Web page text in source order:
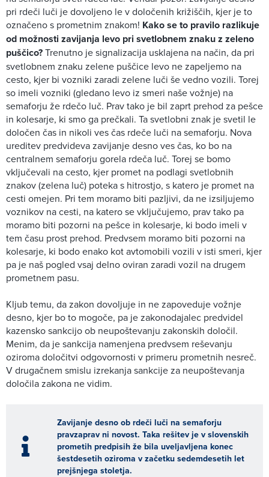
pri rdeči luči je dovoljeno le v določenih križiščih, kjer je to
označeno s prometnim znakom! Kako se to pravilo razlikuje
od možnosti zavijanja levo pri svetlobnem znaku z zeleno
puščico?Trenutno je signalizacija usklajena na način, da pri
svetlobnem znaku zelene puščice levo ne zapeljemo na
cesto, kjer bi vozniki zaradi zelene luči še vedno vozili. Torej
so imeli vozniki (gledano levo iz smeri naše vožnje) na
semaforju že rdečo luč. Prav tako je bil zaprt prehod za pešce
in kolesarje, ki smo ga prečkali. Ta svetlobni znak je svetil le
določen čas in nikoli ves čas rdeče luči na semaforju. Nova
ureditev predvideva zavijanje desno ves čas, ko bo na
centralnem semaforju gorela rdeča luč. Torej se bomo
vključevali na cesto, kjer promet na podlagi svetlobnih
znakov (zelena luč) poteka s hitrostjo, s katero je promet na
cesti omejen. Pri tem moramo biti pazljivi, da ne izsiljujemo
voznikov na cesti, na katero se vključujemo, prav tako pa
moramo biti pozorni na pešce in kolesarje, ki bodo imeli v
tem času prost prehod. Predvsem moramo biti pozorni na
kolesarje, ki bodo enako kot avtomobili vozili v isti smeri, kjer
pa je naš pogled vsaj delno oviran zaradi vozil na drugem
prometnem pasu.
Kljub temu, da zakon dovoljuje in ne zapoveduje vožnje
desno, kjer bo to mogoče, pa je zakonodajalec predvidel
kazensko sankcijo ob neupoštevanju zakonskih določil.
Menim, da je sankcija namenjena predvsem reševanju
oziroma določitvi odgovornosti v primeru prometnih nesreč.
V drugačnem smislu izrekanja sankcije za neupoštevanja
določila zakona ne vidim.
Zavijanje desno ob rdeči luči na semaforju
pravzaprav ni novost. Taka rešitev je v slovenskih
prometih predpisih že bila uveljavljena konec
šestdesetih oziroma v začetku sedemdesetih let
prejšnjega stoletja.